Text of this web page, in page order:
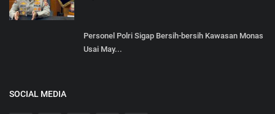
Personel Polri Sigap Bersih-bersih Kawasan Monas
Usai May...
SOCIAL MEDIA